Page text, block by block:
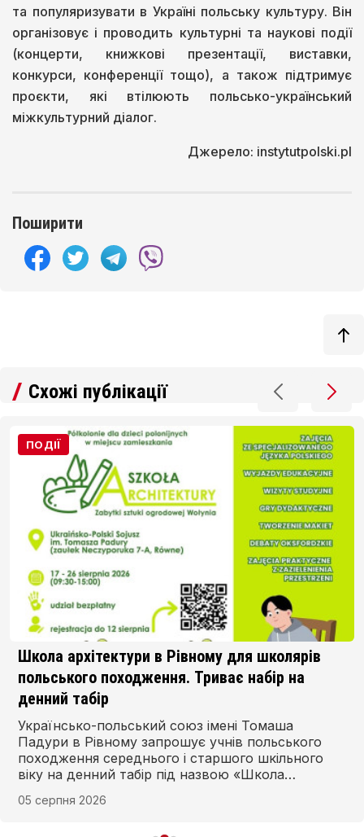
та популяризувати в Україні польську культуру. Він
організовує і проводить культурні та наукові події
(концерти, книжкові презентації, виставки,
конкурси, конференції тощо), а також підтримує
проєкти, які втілюють польсько-український
міжкультурний діалог.
Джерело: instytutpolski.pl
Поширити
Схожі публікації
ПОДІЇ
Школа архітектури в Рівному для школярів
польського походження. Триває набір на
денний табір
Українсько-польський союз імені Томаша
Падури в Рівному запрошує учнів польського
походження середнього і старшого шкільного
віку на денний табір під назвою «Школа
Волині». Реалізація проєкту відбувається за
05 серпня 2026